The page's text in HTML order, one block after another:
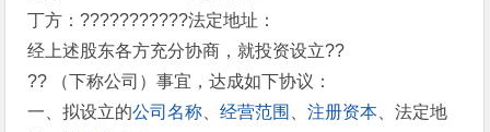
丁方：???????????法定地址：
经上述股东各方充分协商，就投资设立??
?? （下称公司）事宜，达成如下协议：
一、拟设立的公司名称 、经营范围 、注册资本 、法定地